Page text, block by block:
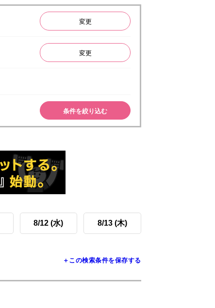
変更
変更
条件を絞り込む
8/12 (水) 8/13 (木)
＋この検索条件を保存する